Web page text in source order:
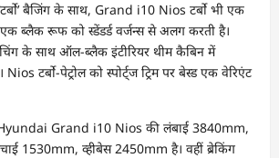
बैजिंग के साथ, Grand i10 Nios टर्बो भी एक
ब्लैक रूफ को स्डेंडर्ड वर्जन्स से अलग करती है।
स्टिचिंग के साथ ऑल-ब्लैक इंटीरियर थीम कैबिन में
Nios टर्बो-पेट्रोल को स्पोर्ट्ज ट्रिम पर बेस्ड एक वेरिएंट
Grand i10 Nios की लंबाई 3840mm,
1530mm, व्हीबेस 2450mm है। वहीं ब्रेकिंग